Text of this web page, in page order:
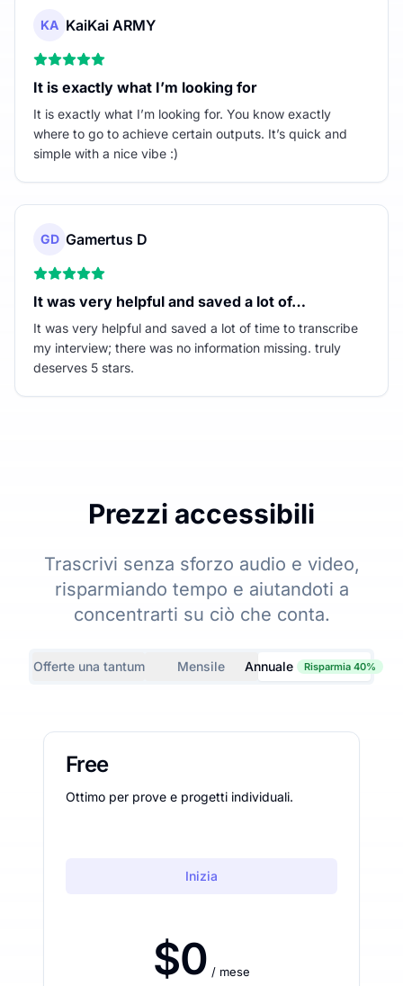
KA KaiKai ARMY
It is exactly what I’m looking for
It is exactly what I’m looking for. You know exactly
where to go to achieve certain outputs. It’s quick and
simple with a nice vibe :)
GD Gamertus D
It was very helpful and saved a lot of…
It was very helpful and saved a lot of time to transcribe
my interview; there was no information missing. truly
deserves 5 stars.
Prezzi accessibili
Trascrivi senza sforzo audio e video,
risparmiando tempo e aiutandoti a
concentrarti su ciò che conta.
Offerte una tantum Mensile Annuale Risparmia 40%
Free
Ottimo per prove e progetti individuali.
Inizia
$0 / mese